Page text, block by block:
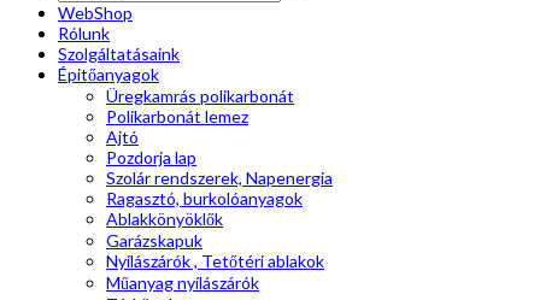
WebShop
Rólunk
Szolgáltatásaink
Épitőanyagok
Üregkamrás polikarbonát
Polikarbonát lemez
Ajtó
Pozdorja lap
Szolár rendszerek, Napenergia
Ragasztó, burkolóanyagok
Ablakkönyöklők
Garázskapuk
Nyílászárók , Tetőtéri ablakok
Műanyag nyílászárók